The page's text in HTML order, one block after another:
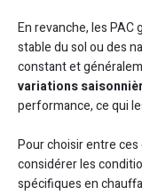
En revanche, les
stable du sol ou des
constant et
variations
performance, ce qui
Pour choisir entre ces
considérer les
spécifiques en